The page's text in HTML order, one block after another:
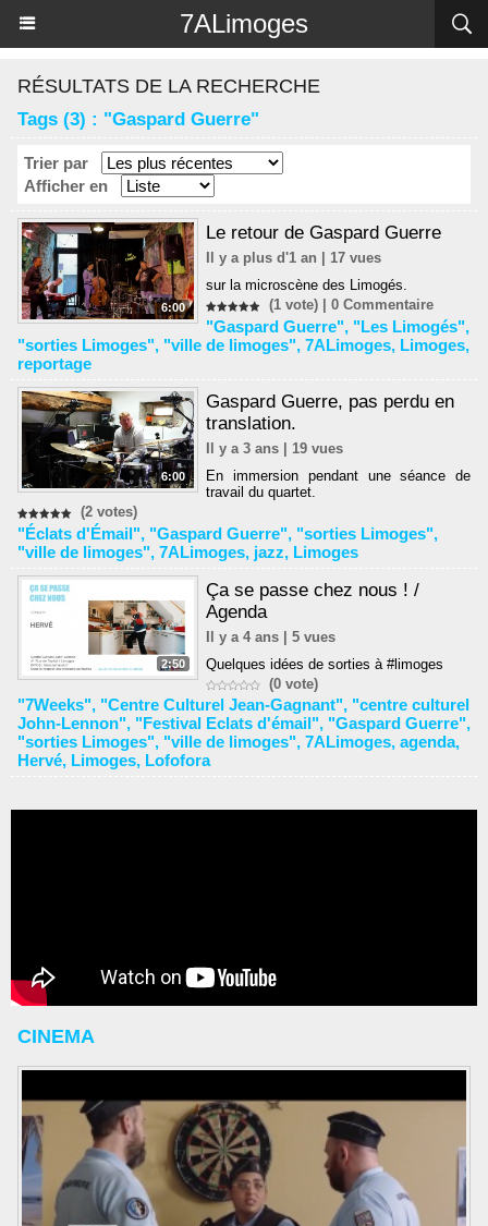
7ALimoges
RÉSULTATS DE LA RECHERCHE
Tags (3) : "Gaspard Guerre"
Trier par
Afficher en
6:00
Le retour de Gaspard Guerre
Il y a plus d'1 an | 17 vues
sur la microscène des Limogés.
(1 vote) |0 Commentaire
"Gaspard Guerre", "Les Limogés",
"sorties Limoges", "ville de limoges", 7ALimoges, Limoges,
reportage
6:00
Gaspard Guerre, pas perdu en
translation.
Il y a 3 ans | 19 vues
En immersion pendant une séance de
travail du quartet.
(2 votes)
"Éclats d'Émail", "Gaspard Guerre", "sorties Limoges",
"ville de limoges", 7ALimoges, jazz, Limoges
2:50
Ça se passe chez nous ! /
Agenda
Il y a 4 ans | 5 vues
Quelques idées de sorties à #limoges
(0 vote)
"7Weeks", "Centre Culturel Jean-Gagnant", "centre culturel
John-Lennon", "Festival Eclats d'émail", "Gaspard Guerre",
"sorties Limoges", "ville de limoges", 7ALimoges, agenda,
Hervé, Limoges, Lofofora
CINEMA